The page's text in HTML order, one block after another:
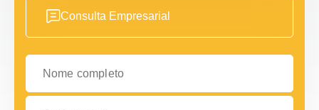
Consulta Empresarial
Nome completo
O seu e-mail